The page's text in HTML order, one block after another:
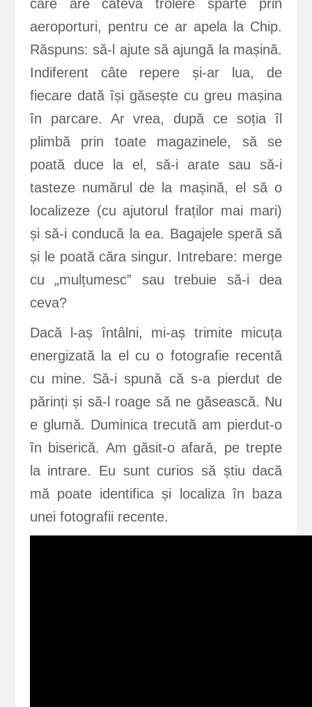
care are câteva trolere sparte prin
aeroporturi, pentru ce ar apela la Chip.
Răspuns: să-l ajute să ajungă la mașină.
Indiferent câte repere și-ar lua, de
fiecare dată își găsește cu greu mașina
în parcare. Ar vrea, după ce soția îl
plimbă prin toate magazinele, să se
poată duce la el, să-i arate sau să-i
tasteze numărul de la mașină, el să o
localizeze (cu ajutorul fraților mai mari)
și să-i conducă la ea. Bagajele speră să
și le poată căra singur. Intrebare: merge
cu „mulțumesc” sau trebuie să-i dea
ceva?
Dacă l-aș întâlni, mi-aș trimite micuța
energizată la el cu o fotografie recentă
cu mine. Să-i spună că s-a pierdut de
părinți și să-l roage să ne găsească. Nu
e glumă. Duminica trecută am pierdut-o
în biserică. Am găsit-o afară, pe trepte
la intrare. Eu sunt curios să știu dacă
mă poate identifica și localiza în baza
unei fotografii recente.